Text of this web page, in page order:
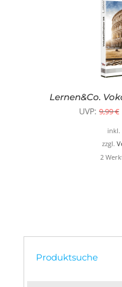
Lernen&Co.
UVP: 9,99€
inkl.
zzgl.
2
Produktsuche